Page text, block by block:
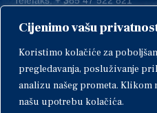
Cijenimo vašu
Koristimo kolačiće za
pregledavanja, posluživanje
analizu našeg prometa. Klikom
našu upotrebu kolačića.
IBAN: